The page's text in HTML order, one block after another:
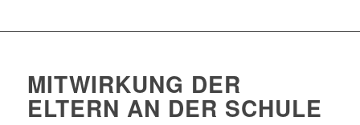
MITWIRKUNG DER
ELTERN AN DER SCHULE